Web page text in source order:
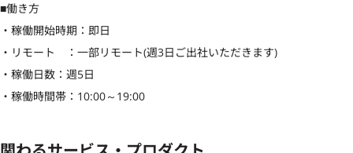
■働き方
・稼働開始時期：即日
・リモート　：一部リモート(週3日ご出社いただきます)
・稼働日数：週5日
・稼働時間帯：10:00～19:00